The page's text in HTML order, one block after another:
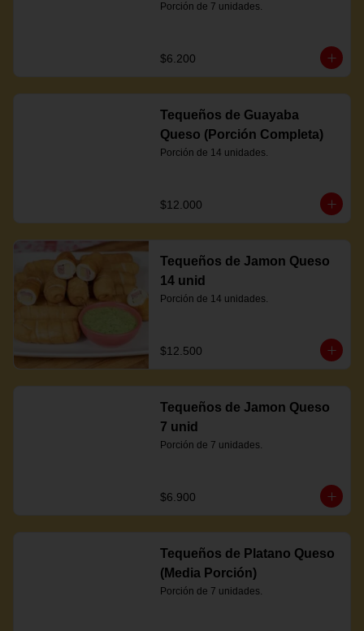
Porción de 7 unidades.
$6.200
Tequeños de Guayaba
Queso (Porción Completa)
Porción de 14 unidades.
$12.000
Tequeños de Jamon Queso
14 unid
Porción de 14 unidades.
$12.500
Tequeños de Jamon Queso
7 unid
Porción de 7 unidades.
$6.900
Tequeños de Platano Queso
(Media Porción)
Porción de 7 unidades.